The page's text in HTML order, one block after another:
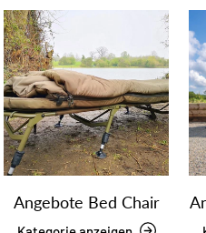
Angebote Bed Chair